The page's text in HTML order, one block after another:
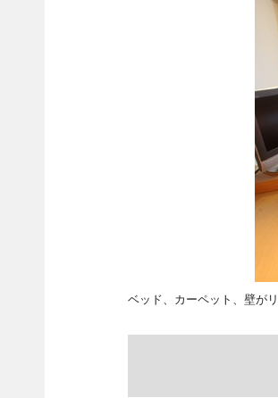
ベッド、カーペット、壁が